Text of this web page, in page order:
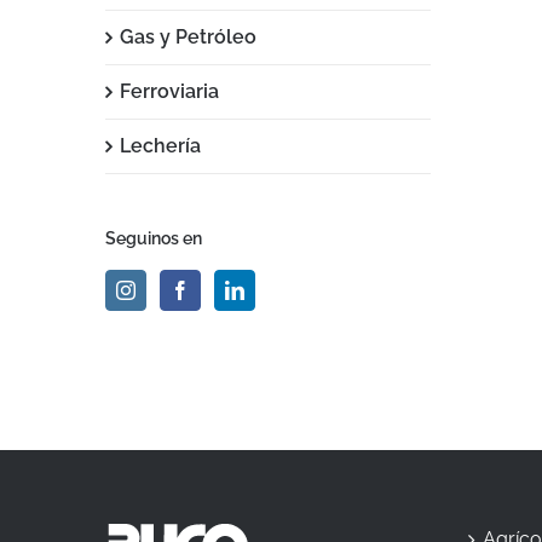
Gas y Petróleo
Ferroviaria
Lechería
Seguinos en